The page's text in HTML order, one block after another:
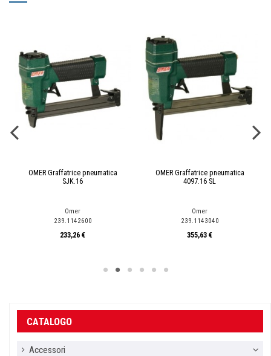
OMER Graffatrice pneumatica
SJK.16
Omer
239.1142600
233,26 €
OMER Graffatrice pneumatica
4097.16 SL
Omer
239.1143040
355,63 €
CATALOGO
Accessori